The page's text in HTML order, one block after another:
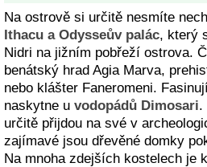
Na ostrově si určitě nesmíte
Ithacu a Odysseův palác, který
Nidri na jižním pobřeží ostrova.
benátský hrad Agia Marva,
nebo klášter Faneromeni.
naskytne u vodopádů Dimosari.
určitě přijdou na své v
zajímavé jsou dřevěné domky
Na mnoha zdejších kostelech je